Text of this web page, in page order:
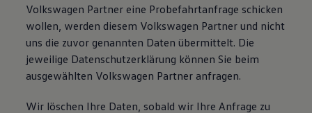
Volkswagen Partner eine Probefahrtanfrage schicken
wollen, werden diesem Volkswagen Partner und nicht
uns die zuvor genannten Daten übermittelt. Die
jeweilige Datenschutzerklärung können Sie beim
ausgewählten Volkswagen Partner anfragen.
Wir löschen Ihre Daten, sobald wir Ihre Anfrage zu